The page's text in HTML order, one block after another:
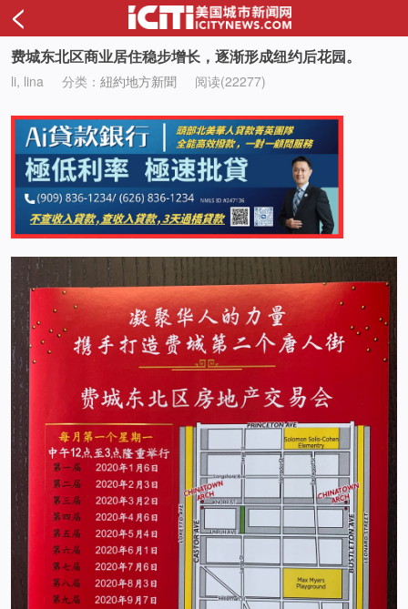
<
费城东北区商业居住稳步增长，逐渐形成纽约后花园。
li, lina 分类： 紐約地方新聞 阅读(22277)